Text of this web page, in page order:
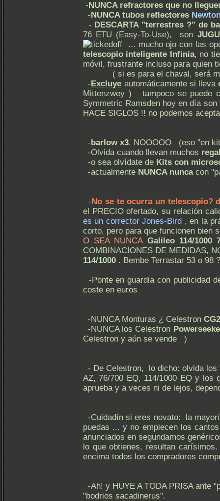
-NUNCA refractores que no
-NUNCA tubos reflectores
- DESCARTA "terrestres ?" de
76 ETU (Easy-To-Use), son
... mucho ojo con las
telescopio inteligente Infinia, no
móvil, frustrante incluso para quien
( si es para el chaval, será
-Excluye automáticamente si lleva
Mittenzwey ) tampoco se puede
Symmetric Ramsden hoy en día
HACE SIGLOS !! no podemos
-barlow x3, NOOOOO (eso "en
-Olvida cuando llevan muchos
-o sea olvídate de Kits con
-actualmente NUNCA nuncacon
-No se te ocurra un telescopio?
el PRECIO ofertado, su relación
es un corrector Jones-Bird , en la
corto, pero para que funcionen bien
O SEA NUNCA Galileo 114/1000
COMBINACIONES DE MEDIDAS,
114/1000 . Bembe Terrastar 53 o
-Ponte en guardia con publicidad
coste en euros
-NUNCA Monturas ¿ Celestron CG2
-NUNCA los Celestron
Celestron y aún se vende )
- De Celestron, lo dicho: olvida los
AZ, 76/700 EQ, 114/1000 EQ y los
aprueba y a veces ni de lejos,
-Cuidadín si eres novato: la
puedas ... y no empiecen los
anunciados en segundamos
lo que obtienes, resultan
encima todos los compradores
-Ah! y HUYE A TODA PRISA ante
"bodrios sacadinerus".